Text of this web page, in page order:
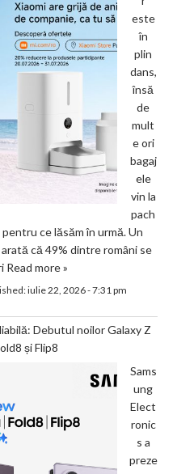
este
în
plin
dans,
însă
de
mult
e ori
bagaj
ele
vin la
pach
ce lăsăm în urmă. Un
că 49% dintre români se
Read more »
iulie 22, 2026 - 7:31 pm
Debutul noilor Galaxy Z
și Flip8
Sams
ung
Elect
ronic
s a
preze